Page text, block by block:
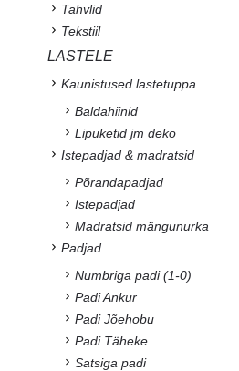
Tahvlid
Tekstiil
LASTELE
Kaunistused lastetuppa
Baldahiinid
Lipuketid jm deko
Istepadjad & madratsid
Põrandapadjad
Istepadjad
Madratsid mängunurka
Padjad
Numbriga padi (1-0)
Padi Ankur
Padi Jõehobu
Padi Täheke
Satsiga padi